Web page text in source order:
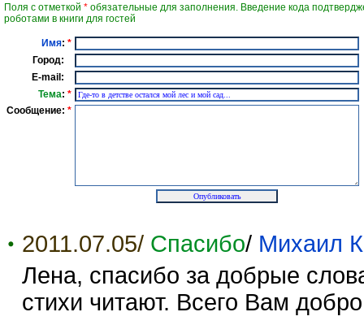
Поля с отметкой * обязательные для заполнения. Введение кода
роботами в книги для гостей
Имя: *
Город:
E-mail:
Тема: *
Сообщение: *
2011.07.05/ Спасибо/ Михаил
Лена, спасибо за добрые
стихи читают. Всего Вам